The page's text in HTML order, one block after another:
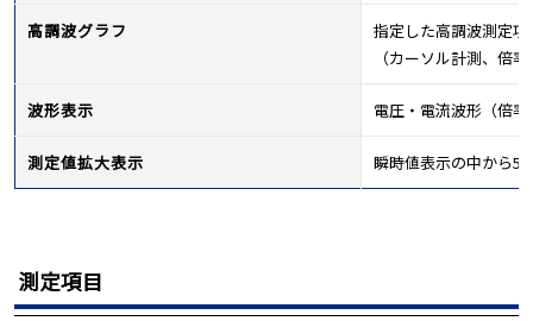
高調波グラフ
指定した高調波測定
（カーソル計測、倍
波形表示 電圧・電流波形（
測定値拡大表示 瞬時値表示の中から5
測定項目